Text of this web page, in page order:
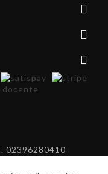



02396280410